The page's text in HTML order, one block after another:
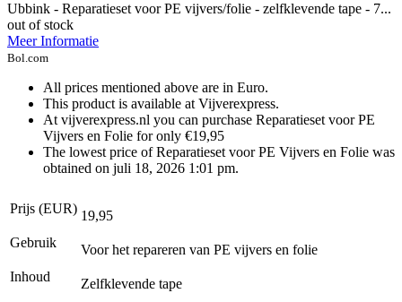
Ubbink - Reparatieset voor PE vijvers/folie - zelfklevende tape - 7...
out of stock
Meer Informatie
Bol.com
All prices mentioned above are in Euro.
This product is available at Vijverexpress.
At vijverexpress.nl you can purchase Reparatieset voor PE
Vijvers en Folie for only €19,95
The lowest price of Reparatieset voor PE Vijvers en Folie was
obtained on juli 18, 2026 1:01 pm.
Prijs (EUR) 19,95
Gebruik
Voor het repareren van PE vijvers en folie
Inhoud
Zelfklevende tape